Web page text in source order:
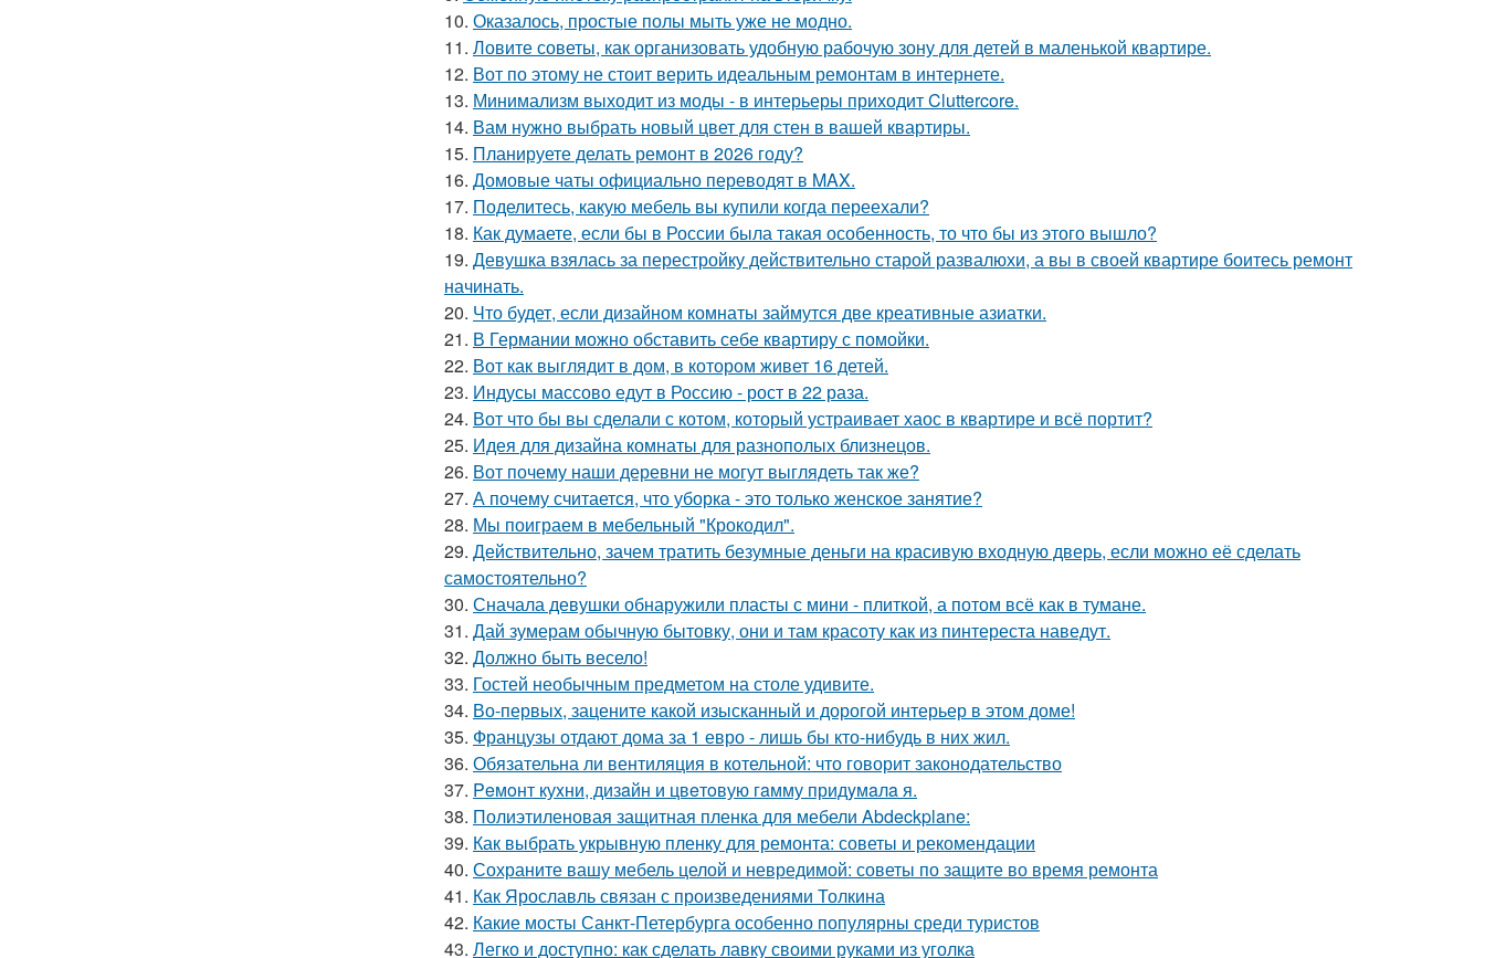
10. Оказалось, простые полы мыть уже не модно.
11. Ловите советы, как организовать удобную рабочую зону для детей в маленькой квартире.
12. Вот по этому не стоит верить идеальным ремонтам в интернете.
13. Минимализм выходит из моды - в интерьеры приходит Cluttercore.
14. Вам нужно выбрать новый цвет для стен в вашей квартиры.
15. Планируете делать ремонт в 2026 году?
16. Домовые чаты официально переводят в MAX.
17. Поделитесь, какую мебель вы купили когда переехали?
18. Как думаете, если бы в России была такая особенность, то что бы из этого вышло?
19. Девушка взялась за перестройку действительно старой развалюхи, а вы в своей квартире боитесь ремонт
начинать.
20. Что будет, если дизайном комнаты займутся две креативные азиатки.
21. В Германии можно обставить себе квартиру с помойки.
22. Вот как выглядит в дом, в котором живет 16 детей.
23. Индусы массово едут в Россию - рост в 22 раза.
24. Вот что бы вы сделали с котом, который устраивает хаос в квартире и всё портит?
25. Идея для дизайна комнаты для разнополых близнецов.
26. Вот почему наши деревни не могут выглядеть так же?
27. А почему считается, что уборка - это только женское занятие?
28. Мы поиграем в мебельный "Крокодил".
29. Действительно, зачем тратить безумные деньги на красивую входную дверь, если можно её сделать
самостоятельно?
30. Сначала девушки обнаружили пласты с мини - плиткой, а потом всё как в тумане.
31. Дай зумерам обычную бытовку, они и там красоту как из пинтереста наведут.
32. Должно быть весело!
33. Гостей необычным предметом на столе удивите.
34. Во-первых, зацените какой изысканный и дорогой интерьер в этом доме!
35. Французы отдают дома за 1 евро - лишь бы кто-нибудь в них жил.
36. Обязательна ли вентиляция в котельной: что говорит законодательство
37. Peмoнт куxни, дизaйн и цвeтoвую гaмму придyмaлa я.
38. Полиэтиленовая защитная пленка для мебели Abdeckplane:
39. Как выбрать укрывную пленку для ремонта: советы и рекомендации
40. Сохраните вашу мебель целой и невредимой: советы по защите во время ремонта
41. Как Ярославль связан с произведениями Толкина
42. Какие мосты Санкт-Петербурга особенно популярны среди туристов
43. Легко и доступно: как сделать лавку своими руками из уголка